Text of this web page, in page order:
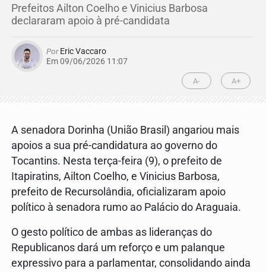
Prefeitos Ailton Coelho e Vinicius Barbosa
declararam apoio à pré-candidata
PorEric Vaccaro
Em 09/06/2026 11:07
A- A+
A senadora Dorinha (União Brasil) angariou mais
apoios a sua pré-candidatura ao governo do
Tocantins. Nesta terça-feira (9), o prefeito de
Itapiratins, Ailton Coelho, e Vinicius Barbosa,
prefeito de Recursolândia, oficializaram apoio
político à senadora rumo ao Palácio do Araguaia.
O gesto político de ambas as lideranças do
Republicanos dará um reforço e um palanque
expressivo para a parlamentar, consolidando ainda